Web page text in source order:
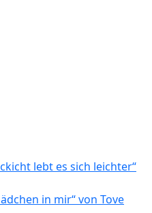
lebt es sich leichter“
in mir“ von Tove